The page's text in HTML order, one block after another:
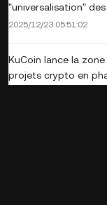
"universalisation"
macroéconomiques;
2025/12/23 05:51:02
KuCoin lance la
projets crypto en